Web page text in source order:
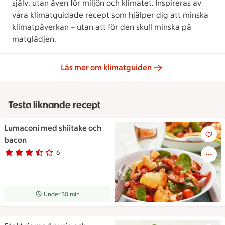
själv, utan även för miljön och klimatet. Inspireras av
våra klimatguidade recept som hjälper dig att minska
klimatpåverkan – utan att för den skull minska på
matglädjen.
Läs mer om klimatguiden
Testa liknande recept
Lumaconi med shiitake och
bacon
Betyg 3.7 av 5. 6
6 personer har röstat
Receptet tar Under 30 min att tillaga
Under 30 min
Lumaconi med shiitake och